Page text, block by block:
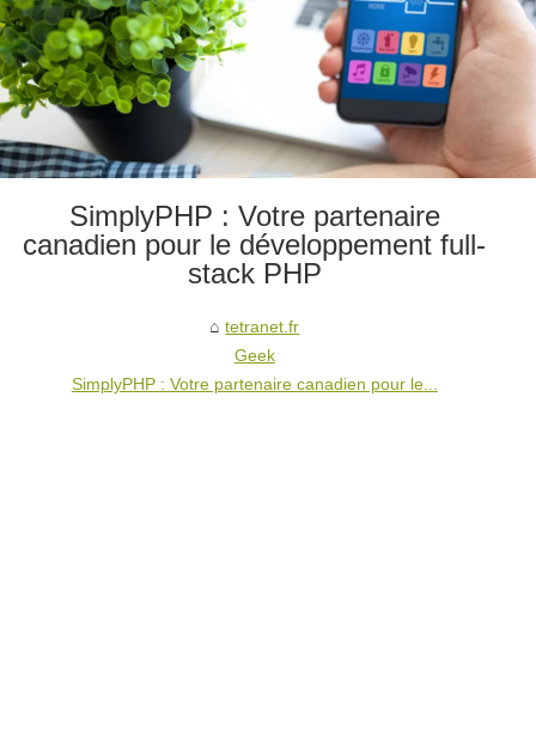
SimplyPHP : Votre partenaire
canadien pour le développement full-
stack PHP
tetranet.fr
Geek
SimplyPHP : Votre partenaire canadien pour le...